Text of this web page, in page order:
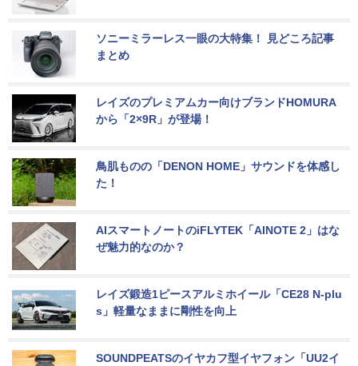
ソニーミラーレス一眼の大特集！ 見どころ記事
まとめ
レイズのプレミアムカー向けブランドHOMURA
から「2×9R」が登場！
鳥肌ものの「DENON HOME」サウンドを体感し
た！
AIスマートノートのiFLYTEK「AINOTE 2」はな
ぜ魅力的なのか？
レイズ鍛造1ピースアルミホイール「CE28 N-plu
s」軽量なままに剛性を向上
SOUNDPEATSのイヤカフ型イヤフォン「UU2イ